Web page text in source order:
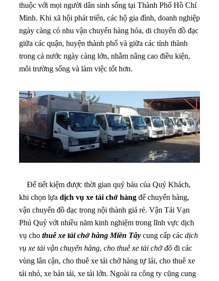
thuộc với mọi người dân sinh sống tại Thành Phố Hồ Chí
Minh. Khi xã hội phát triển, các hộ gia đình, doanh nghiệp
ngày càng có nhu vận chuyển hàng hóa, di chuyển đồ đạc
giữa các quận, huyện thành phố và giữa các tỉnh thành
trong cả nước ngày càng lớn, nhằm nâng cao điều kiện,
môi trường sống và làm việc tốt hơn.
Để tiết kiệm được thời gian quý báu của Quý Khách,
khi chọn lựa dịch vụ xe tải chở hàng để chuyển hàng,
vận chuyển đồ đạc trong nội thành giá rẻ. Vận Tải Vạn
Phú Quý với nhiều năm kinh nghiệm trong lĩnh vực dịch
vụ cho thuê xe tải chở hàng Miền Tây cung cấp các dịch
vụ xe tải vận chuyển hàng, cho thuê xe tải chở đồ đi các
vùng lân cận, cho thuê xe tải chở hàng tự lái, cho thuê xe
tải nhỏ, xe bán tải, xe tải lớn. Ngoài ra công ty cũng cung